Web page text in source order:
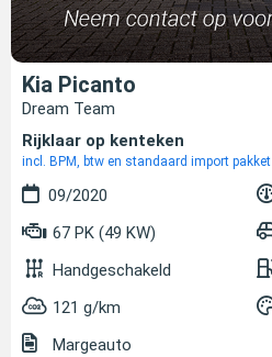
Kia Picanto
Dream Team
Rijklaar op kenteken
incl. BPM, btw en standaard import pakket
09/2020
67 PK (49 KW)
Handgeschakeld
121 g/km
Margeauto